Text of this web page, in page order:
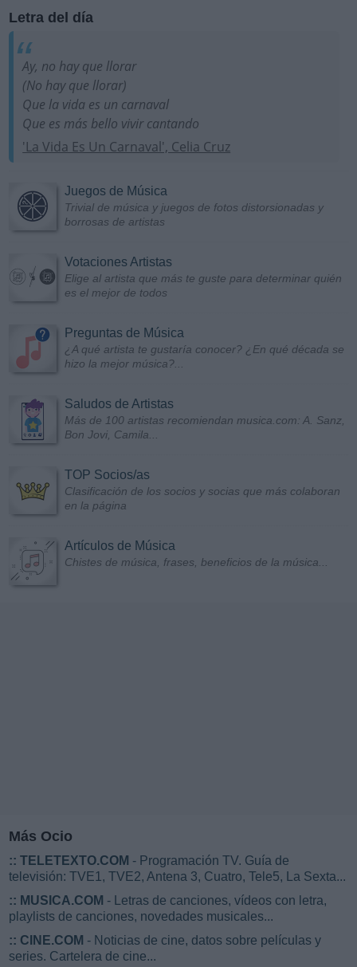
Letra del día
Ay, no hay que llorar
(No hay que llorar)
Que la vida es un carnaval
Que es más bello vivir cantando
'La Vida Es Un Carnaval', Celia Cruz
Juegos de Música
Trivial de música y juegos de fotos distorsionadas y
borrosas de artistas
Votaciones Artistas
Elige al artista que más te guste para determinar quién
es el mejor de todos
Preguntas de Música
¿A qué artista te gustaría conocer? ¿En qué década se
hizo la mejor música?...
Saludos de Artistas
Más de 100 artistas recomiendan musica.com: A. Sanz,
Bon Jovi, Camila...
TOP Socios/as
Clasificación de los socios y socias que más colaboran
en la página
Artículos de Música
Chistes de música, frases, beneficios de la música...
Más Ocio
:: TELETEXTO.COM - Programación TV. Guía de
televisión: TVE1, TVE2, Antena 3, Cuatro, Tele5, La Sexta...
:: MUSICA.COM - Letras de canciones, vídeos con letra,
playlists de canciones, novedades musicales...
:: CINE.COM - Noticias de cine, datos sobre películas y
series. Cartelera de cine...